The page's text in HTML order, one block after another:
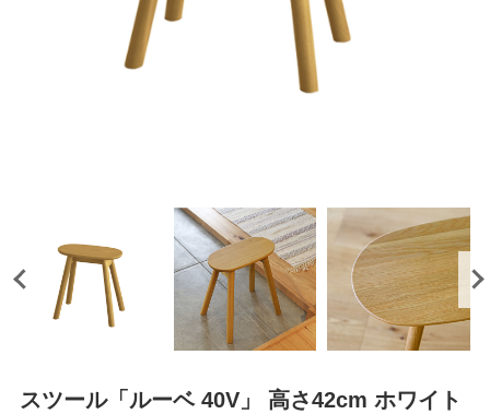
スツール「ルーベ 40V」 高さ42cm ホワイト